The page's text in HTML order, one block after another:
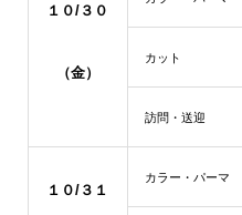
１０/３０
（金）
カット
訪問・送迎
１０/３１
カラー・パーマ